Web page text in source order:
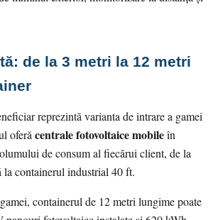
de la 3 metri la 12 metri
reprezintă varianta de intrare a gamei
oferă centrale fotovoltaice mobileîn
de consum al fiecărui client, de la
la containerul industrial 40 ft.
containerul de 12 metri lungime poate